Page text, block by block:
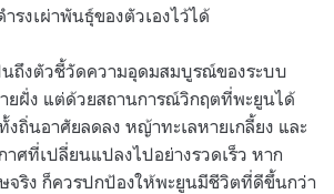
รงเผ่าพันธุ์ของตัวเองไว้ได้
ถึงตัวชี้วัดความอุดมสมบูรณ์ของระบบ
ยฝั่ง แต่ด้วยสถานการณ์วิกฤตที่พะยูนได้
ถิ่นอาศัยลดลง หญ้าทะเลหายเกลี้ยง และ
ศที่เปลี่ยนแปลงไปอย่างรวดเร็ว หาก
จริง ก็ควรปกป้องให้พะยูนมีชีวิตที่ดีขึ้นกว่า